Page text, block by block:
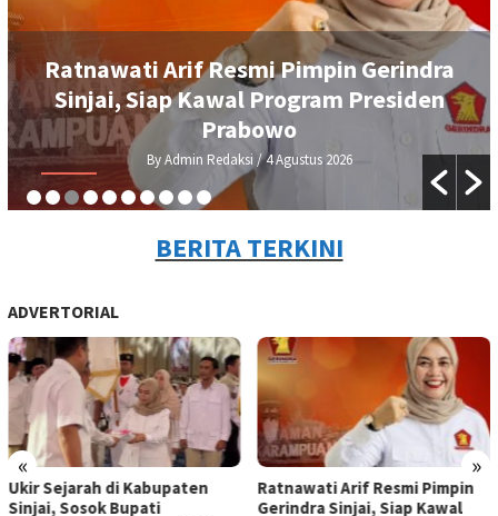
DEMA UIAD Serahkan Petisi Kenaikan
Dana Operasional Ormawa, Wakil
Rektor III Siap Bawa ke Rapat Senat
By Admin Redaksi/ 3 Agustus 2026
BERITA TERKINI
ADVERTORIAL
« »
Ratnawati Arif Resmi Pimpin
Gerindra Sinjai, Siap Kawal
Andi Muawiyah Ramly
Kucurkan Bantuan Rp20 Juta